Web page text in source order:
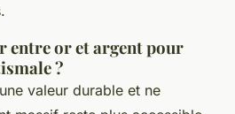
entre or et argent pour
?
valeur durable et ne